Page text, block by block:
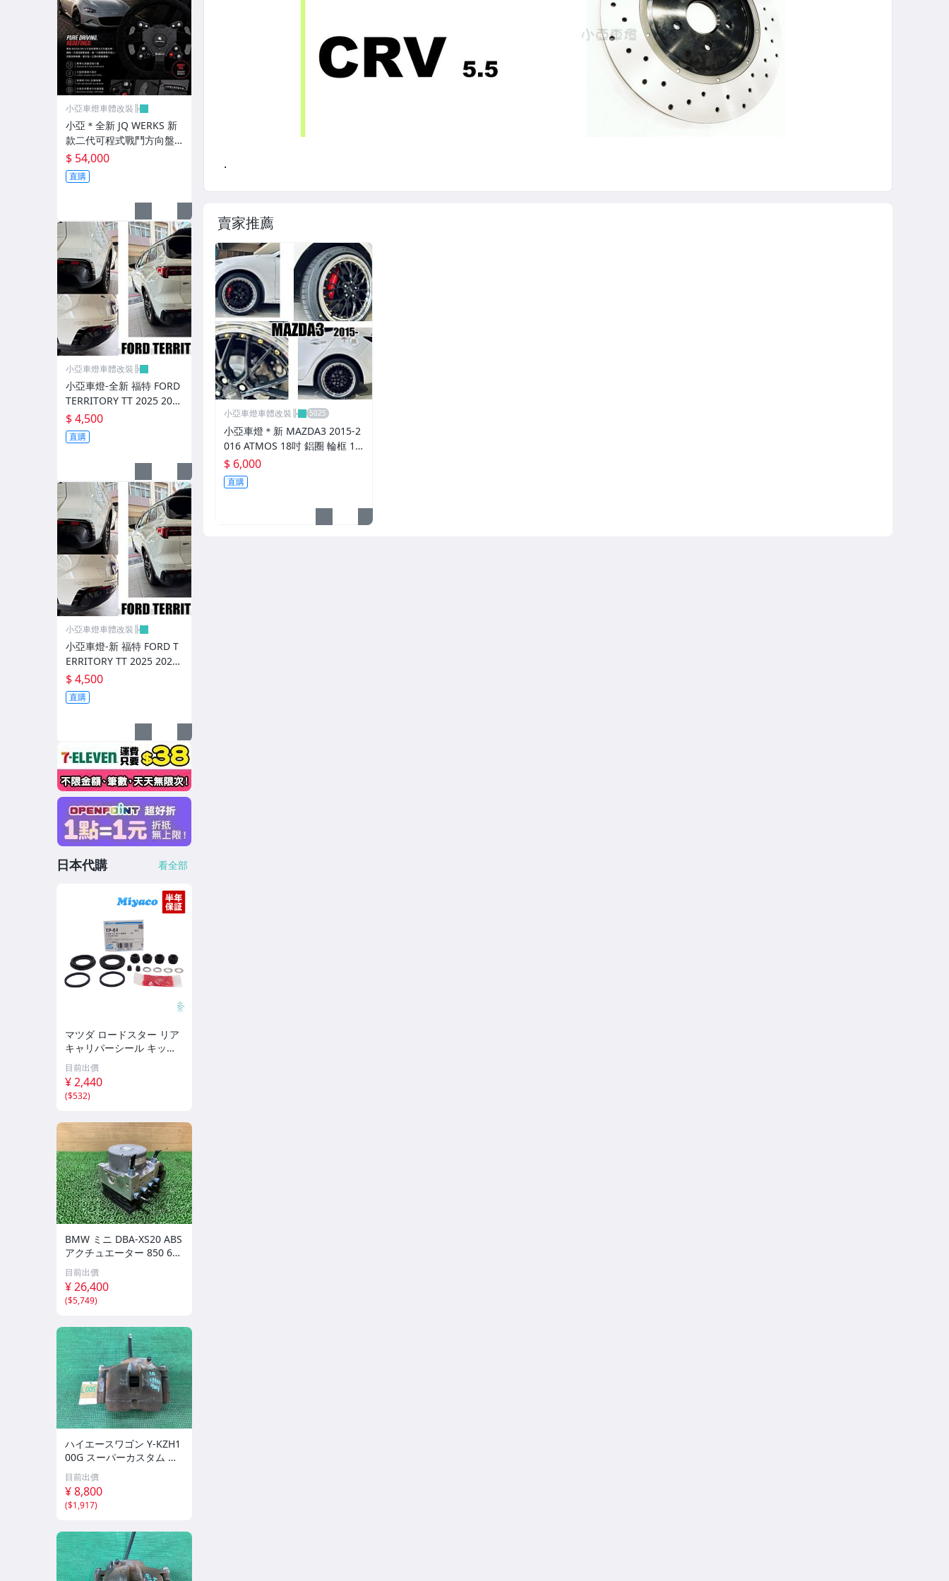
前後保桿.前後下巴.側裙.尾翼
升降機.汽車零件.鈑金零件
內.外把手.後視鏡.LED後視鏡
大燈框.後燈框.側燈框.霧燈框
煞車油門踏板.冷光迎賓踏板
排氣管.內龜板.下護板.擋泥板
原廠改裝水箱罩.通風網
各車系燈眉.空力套件
非常機車
車用精品百貨類.各車系晴雨窗
避震器.卡鉗.來另片.短彈簧
CUSCO / HARDRACE 各車系結構桿.拉桿
進氣套件 進氣系統 全系列
其它
賣家推薦
小亞車燈車體改裝╠
小亞車燈＊新 MAZDA3 2015-2
016 ATMOS 18吋 鋁圈 輪框 18
*8.5 5/108 ET40 5孔108 銀黑
車邊 鉚釘款
$ 6,000
直購
小亞車燈車體改裝╠
小亞＊全新 JQ WERKS 新
款二代可程式戰鬥方向盤
機構 高階版PODIUM機構
標配超轉燈
$ 54,000
直購
小亞車燈車體改裝╠
小亞車燈-全新 福特 FORD
TERRITORY TT 2025 202
6 AWK 亮黑 後保上風刀 風
刀 一組2片
$ 4,500
直購
小亞車燈車體改裝╠
小亞車燈-新 福特 FORD T
ERRITORY TT 2025 2026
AWK 亮黑 後保上風刀 風
刀 一組2片
$ 4,500
直購
日本代購 看全部
マツダ ロードスター リア
キャリパーシール キット
Miyaco TP64 ロードスタ
ー コンバーチブル NDERC
ND5RC NCEC ミヤコ TP-6
4
目前出價
¥ 2,440
($532)
BMW ミニ DBA-XS20 ABS
アクチュエーター 850 688
0544-01/10.0220-0787.4
目前出價
¥ 26,400
($5,749)
ハイエースワゴン Y-KZH1
00G スーパーカスタム 純
正 右フロントキャリパー
39104 L005
目前出價
¥ 8,800
($1,917)